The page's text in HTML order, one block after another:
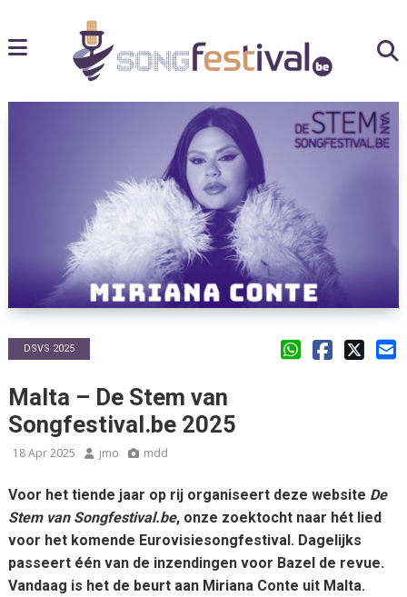
DSVS 2025
Malta – De Stem van
Songfestival.be 2025
18 Apr 2025 jmo mdd
Voor het tiende jaar op rij organiseert deze website De
Stem van Songfestival.be, onze zoektocht naar hét lied
voor het komende Eurovisiesongfestival. Dagelijks
passeert één van de inzendingen voor Bazel de revue.
Vandaag is het de beurt aan Miriana Conte uit Malta.